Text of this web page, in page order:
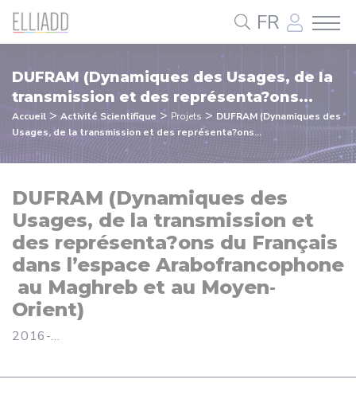
FR
DUFRAM (Dynamiques des Usages, de la
transmission et des représenta?ons...
Accueil > Activité Scientifique > Projets > DUFRAM (Dynamiques des
Usages, de la transmission et des représenta?ons...
DUFRAM (Dynamiques des
Usages, de la transmission et
des représenta?ons du Français
dans l’espace Arabofrancophone
au Maghreb et au Moyen‐
Orient)
2016-...
Panneau de gestion des cookies